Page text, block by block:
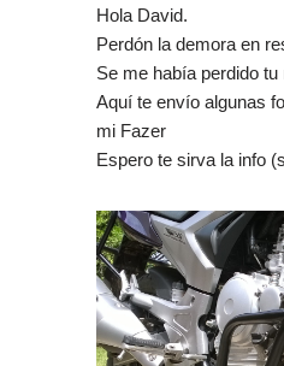
Hola David.
Perdón la demora en
Se me había perdido tu
Aquí te envío algunas
mi Fazer
Espero te sirva la info